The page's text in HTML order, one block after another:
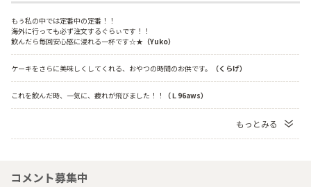
もぅ私の中では定番中の定番！！
海外に行っても必ず注文するぐらぃです！！
飲んだら毎回安心感に浸れる一杯です☆★ （Yuko）
ケーキをさらに美味しくしてくれる、おやつの時間のお供です。 （くらげ）
これを飲んだ時、一気に、疲れが飛びました！！ （Ｌ96aws）
もっとみる
コメント募集中